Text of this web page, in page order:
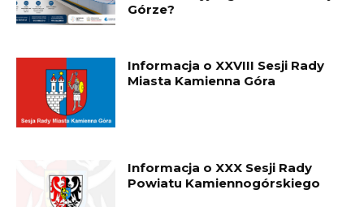
Górze?
Informacja o XXVIII Sesji Rady
Miasta Kamienna Góra
Informacja o XXX Sesji Rady
Powiatu Kamiennogórskiego